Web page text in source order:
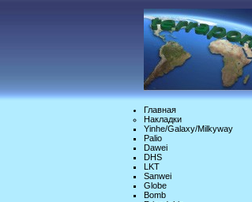
Главная
Накладки
Yinhe/Galaxy/Milkyway
Palio
Dawei
DHS
LKT
Sanwei
Globe
Bomb